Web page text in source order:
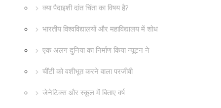
क्या पैदाइशी दांत चिंता का विषय है?
भारतीय विश्वविद्यालयों और महाविद्यालय में शोध
एक अलग दुनिया का निर्माण किया न्यूटन ने
चींटी को वशीभूत करने वाला परजीवी
जेनेटिक्स और स्कूल में बिताए वर्ष